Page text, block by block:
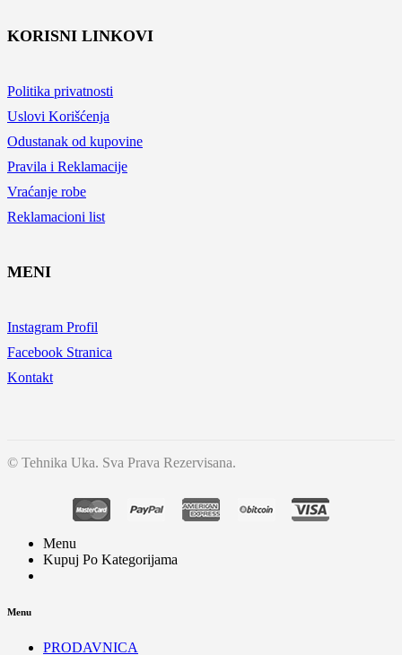
KORISNI LINKOVI
Politika privatnosti
Uslovi Korišćenja
Odustanak od kupovine
Pravila i Reklamacije
Vraćanje robe
Reklamacioni list
MENI
Instagram Profil
Facebook Stranica
Kontakt
© Tehnika Uka. Sva Prava Rezervisana.
Menu
Kupuj Po Kategorijama
Menu
PRODAVNICA